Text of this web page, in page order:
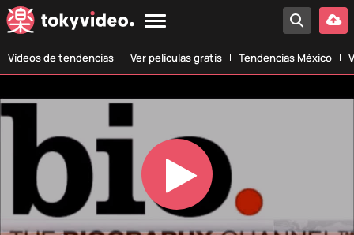
Vídeos de tendencias Ver películas gratis Tendencias México
Play